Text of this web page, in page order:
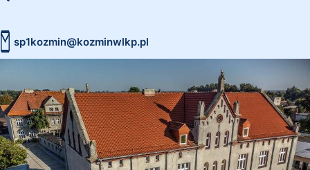
sp1kozmin@kozminwlkp.pl